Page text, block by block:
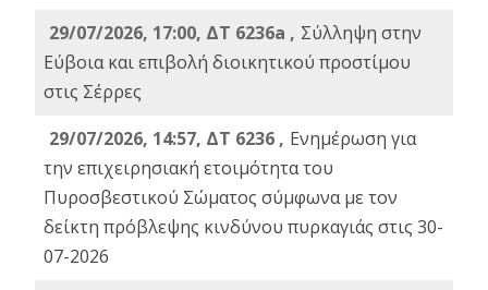
29/07/2026, 17:00, ΔΤ 6236a , Σύλληψη στην
Εύβοια και επιβολή διοικητικού προστίμου
στις Σέρρες
29/07/2026, 14:57, ΔΤ 6236 , Ενημέρωση για
την επιχειρησιακή ετοιμότητα του
Πυροσβεστικού Σώματος σύμφωνα με τον
δείκτη πρόβλεψης κινδύνου πυρκαγιάς στις 30-
07-2026